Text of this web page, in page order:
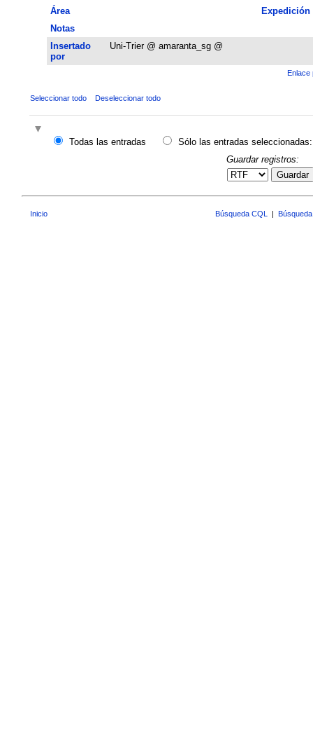
Área
Expedición
Notas
Insertado
por
Uni-Trier @ amaranta_sg @
Enlace
Seleccionar todo Deseleccionar todo
Todas las entradas
Sólo las entradas seleccionadas:
Guardar registros:
Guardar
Inicio Búsqueda CQL